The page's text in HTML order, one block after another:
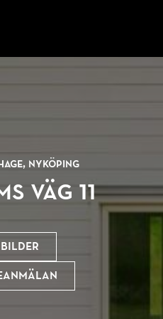
Nyköping
väg 11